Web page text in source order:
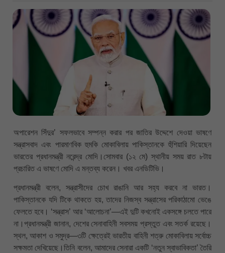
অপারেশন সিঁদুর’ সফলভাবে সম্পন্ন করার পর জাতির উদ্দেশে দেওয়া ভাষণে
সন্ত্রাসবাদ এবং পারমাণবিক হুমকি মোকাবিলায় পাকিস্তানকে হুঁশিয়ারি দিয়েছেন
ভারতের প্রধানমন্ত্রী নরেন্দ্র মোদি।সোমবার (১২ মে) স্থানীয় সময় রাত ৮টায়
প্রচারিত এ ভাষণে মোদি এ মন্তব্য করেন। খবর এনডিটিভি।
প্রধানমন্ত্রী বলেন, সন্ত্রাসীদের চোখ রাঙানি আর সহ্য করবে না ভারত।
পাকিস্তানকে যদি টিকে থাকতে হয়, তাদের নিজস্ব সন্ত্রাসের পরিকাঠামো ভেঙে
ফেলতে হবে। ‘সন্ত্রাস’ আর ‘আলোচনা’—এই দুটি কখনোই একসঙ্গে চলতে পারে
না।প্রধানমন্ত্রী জানান, দেশের সেনাবাহিনী সবসময় প্রস্তুত এবং সতর্ক রয়েছে।
স্থল, আকাশ ও সমুদ্র—৩টি ক্ষেত্রেই ভারতীয় বাহিনী শত্রু মোকাবিলায় সর্বোচ্চ
সক্ষমতা দেখিয়েছে।তিনি বলেন, আমাদের সেনারা একটি ‘নতুন স্বাভাবিকতা’ তৈরি